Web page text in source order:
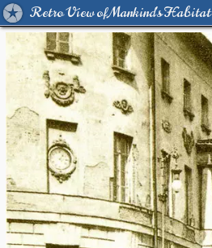
Retro View of Mankind's Habitat